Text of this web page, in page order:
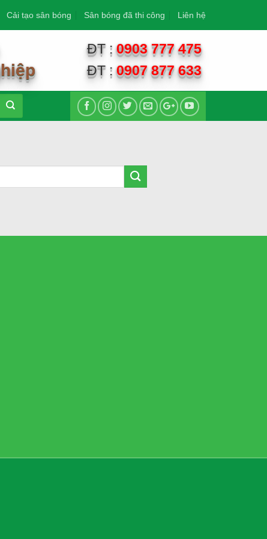
Cải tạo sân bóng Sân bóng đã thi công Liên hệ
ĐT :0903 777 475
ĐT : 0907 877 633